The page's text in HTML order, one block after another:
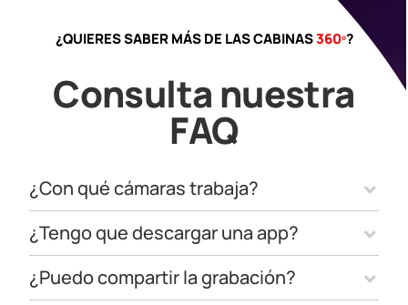
¿QUIERES SABER MÁS DE LAS CABINAS360º?
Consulta nuestra
FAQ
¿Con qué cámaras trabaja?
¿Tengo que descargar una app?
¿Puedo compartir la grabación?